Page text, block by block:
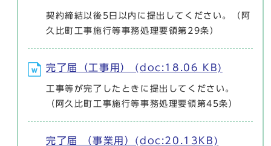
契約締結以後5日以内に提出してください。（阿
久比町工事施行等事務処理要領第29条）
完了届（工事用） (doc:18.06 KB)
工事等が完了したときに提出してください。
（阿久比町工事施行等事務処理要領第45条）
完了届 （事業用）(doc:20.13KB)